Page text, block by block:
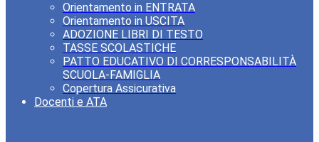
Orientamento in ENTRATA
Orientamento in USCITA
ADOZIONE LIBRI DI TESTO
TASSE SCOLASTICHE
PATTO EDUCATIVO DI CORRESPONSABILITÀ
SCUOLA-FAMIGLIA
Copertura Assicurativa
Docenti e ATA